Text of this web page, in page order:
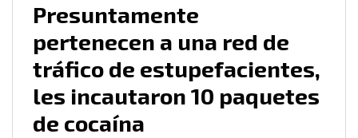
Presuntamente
pertenecen a una red de
tráfico de estupefacientes,
les incautaron 10 paquetes
de cocaína